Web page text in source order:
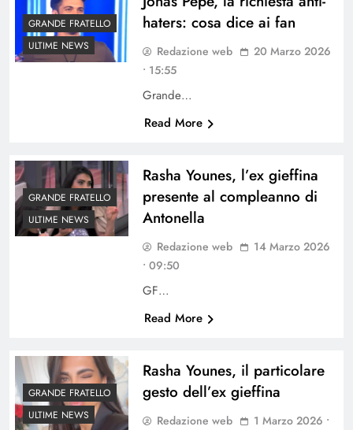
GRANDE FRATELLO
ULTIME NEWS
haters: cosa dice ai fan
Redazione web
20 Marzo 2026
• 15:55
Grande…
Read More
GRANDE FRATELLO
ULTIME NEWS
Rasha Younes, l’ex gieffina
presente al compleanno di
Antonella
Redazione web
14 Marzo 2026
• 09:50
GF…
Read More
GRANDE FRATELLO
ULTIME NEWS
Rasha Younes, il particolare
gesto dell’ex gieffina
Redazione web
1 Marzo 2026 •